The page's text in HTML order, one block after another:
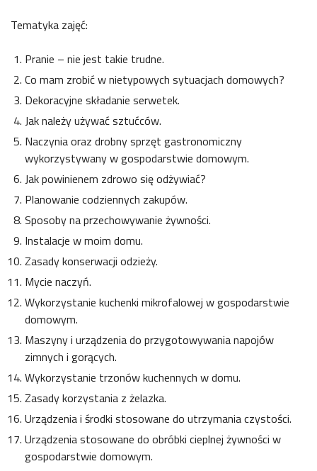
Tematyka zajęć:
Pranie – nie jest takie trudne.
Co mam zrobić w nietypowych sytuacjach domowych?
Dekoracyjne składanie serwetek.
Jak należy używać sztućców.
Naczynia oraz drobny sprzęt gastronomiczny
wykorzystywany w gospodarstwie domowym.
Jak powinienem zdrowo się odżywiać?
Planowanie codziennych zakupów.
Sposoby na przechowywanie żywności.
Instalacje w moim domu.
Zasady konserwacji odzieży.
Mycie naczyń.
Wykorzystanie kuchenki mikrofalowej w gospodarstwie
domowym.
Maszyny i urządzenia do przygotowywania napojów
zimnych i gorących.
Wykorzystanie trzonów kuchennych w domu.
Zasady korzystania z żelazka.
Urządzenia i środki stosowane do utrzymania czystości.
Urządzenia stosowane do obróbki cieplnej żywności w
gospodarstwie domowym.